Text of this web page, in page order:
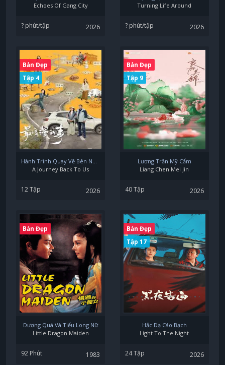
Echoes Of Gang City
? phút/tập 2026
Turning Life Around
? phút/tập 2026
Bản Đẹp
Tập 4
Hành Trình Quay Về Bên Nhau
A Journey Back To Us
12 Tập 2026
Bản Đẹp
Tập 9
Lương Trần Mỹ Cẩm
Liang Chen Mei Jin
40 Tập 2026
Bản Đẹp
Dương Quá Và Tiểu Long Nữ
Little Dragon Maiden
92 Phút 1983
Bản Đẹp
Tập 17
Hắc Dạ Cáo Bạch
Light To The Night
24 Tập 2026